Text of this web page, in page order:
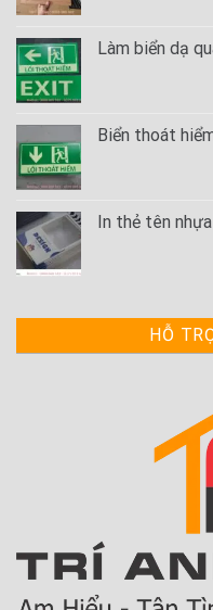
Làm biển dạ
Biển thoát
In thẻ tên nhựa
HỖ